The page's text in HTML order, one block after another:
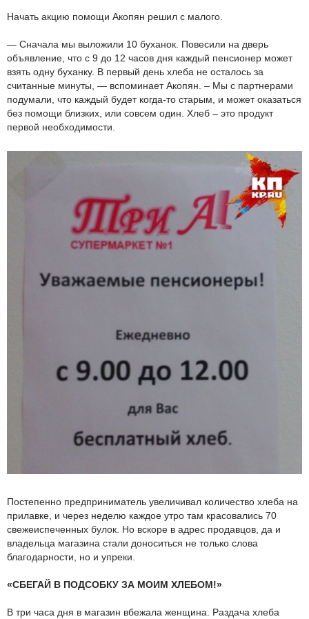
Начать акцию помощи Акопян решил с малого.
— Сначала мы выложили 10 буханок. Повесили на дверь
объявление, что с 9 до 12 часов дня каждый пенсионер может
взять одну буханку. В первый день хлеба не осталось за
считанные минуты, — вспоминает Акопян. – Мы с партнерами
подумали, что каждый будет когда-то старым, и может оказаться
без помощи близких, или совсем один. Хлеб – это продукт
первой необходимости.
Постепенно предприниматель увеличивал количество хлеба на
прилавке, и через неделю каждое утро там красовались 70
свежеиспеченных булок. Но вскоре в адрес продавцов, да и
владельца магазина стали доноситься не только слова
благодарности, но и упреки.
«СБЕГАЙ В ПОДСОБКУ ЗА МОИМ ХЛЕБОМ!»
В три часа дня в магазин вбежала женщина. Раздача хлеба